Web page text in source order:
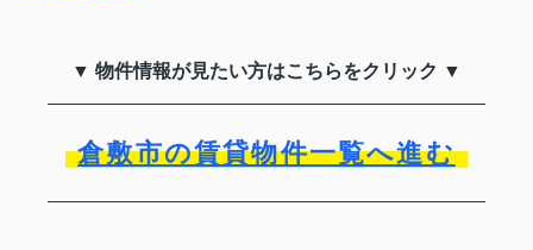
▼ 物件情報が見たい方はこちらをクリック ▼
倉敷市の賃貸物件一覧へ進む